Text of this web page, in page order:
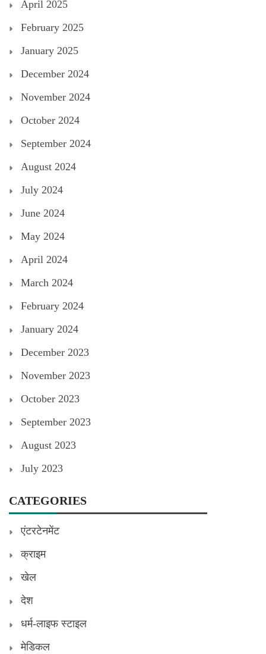
April 2025
February 2025
January 2025
December 2024
November 2024
October 2024
September 2024
August 2024
July 2024
June 2024
May 2024
April 2024
March 2024
February 2024
January 2024
December 2023
November 2023
October 2023
September 2023
August 2023
July 2023
CATEGORIES
एंटरटेनमेंट
क्राइम
खेल
देश
धर्म-लाइफ स्टाइल
मेडिकल